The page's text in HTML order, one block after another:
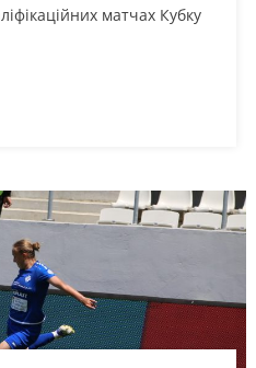
матчах Кубку